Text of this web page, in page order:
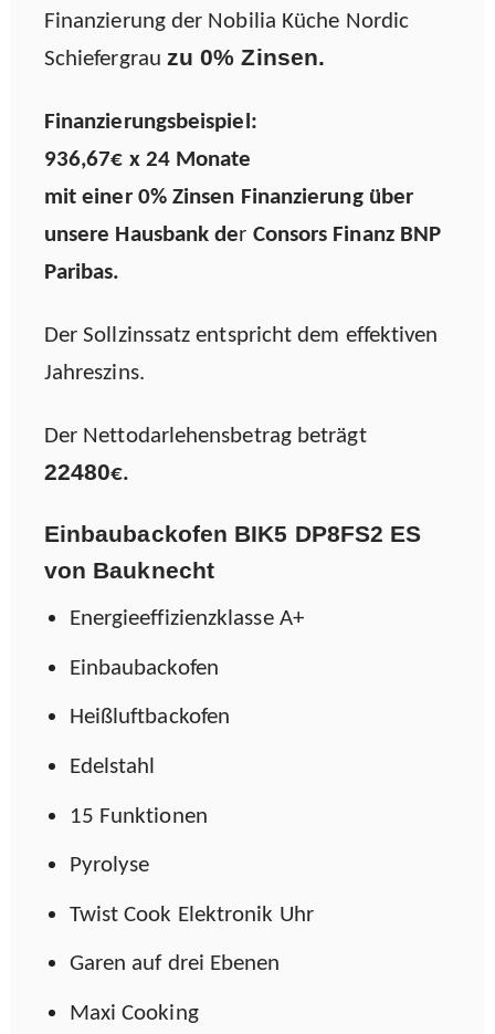
Finanzierung der Nobilia Küche Nordic
Schiefergrau zu 0% Zinsen.
Finanzierungsbeispiel:
936,67€ x 24 Monate
mit einer 0% Zinsen Finanzierung über
unsere Hausbank der Consors Finanz BNP
Paribas.
Der Sollzinssatz entspricht dem effektiven
Jahreszins.
Der Nettodarlehensbetrag beträgt
22480€.
Einbaubackofen BIK5 DP8FS2 ES
von Bauknecht
Energieeffizienzklasse A+
Einbaubackofen
Heißluftbackofen
Edelstahl
15 Funktionen
Pyrolyse
Twist Cook Elektronik Uhr
Garen auf drei Ebenen
Maxi Cooking